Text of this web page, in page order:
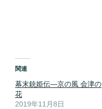
関連
幕末銃姫伝―京の風 会津の
花
2019年11月8日